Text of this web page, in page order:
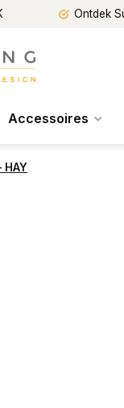
Ontdek
Accessoires